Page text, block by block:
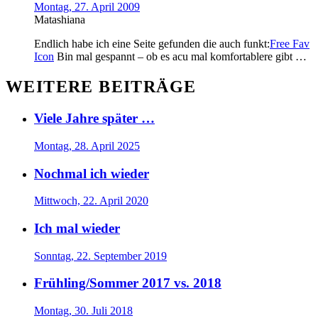
Montag, 27. April 2009
Matashiana
Endlich habe ich eine Seite gefunden die auch funkt:Free Fav
Icon Bin mal gespannt – ob es acu mal komfortablere gibt …
WEITERE BEITRÄGE
Viele Jahre später …
Montag, 28. April 2025
Nochmal ich wieder
Mittwoch, 22. April 2020
Ich mal wieder
Sonntag, 22. September 2019
Frühling/Sommer 2017 vs. 2018
Montag, 30. Juli 2018